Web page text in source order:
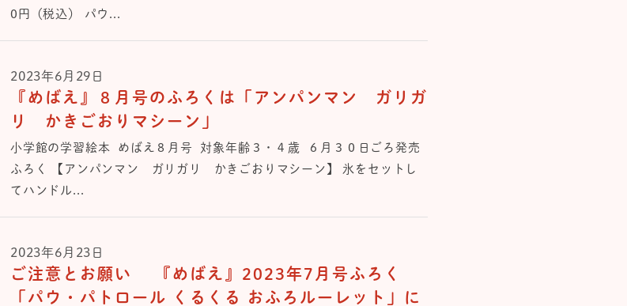
0円（税込） パウ...
2023年6月29日
『めばえ』８⽉号のふろくは「アンパンマン ガリガ
リ かきごおりマシーン」
⼩学館の学習絵本 めばえ８⽉号 対象年齢３・４歳 ６⽉３０⽇ごろ発売
ふろく 【アンパンマン ガリガリ かきごおりマシーン】 氷をセットし
てハンドル...
2023年6月23日
ご注意とお願い 『めばえ』2023年7月号ふろく
「パウ・パトロール くるくる おふろルーレット」に